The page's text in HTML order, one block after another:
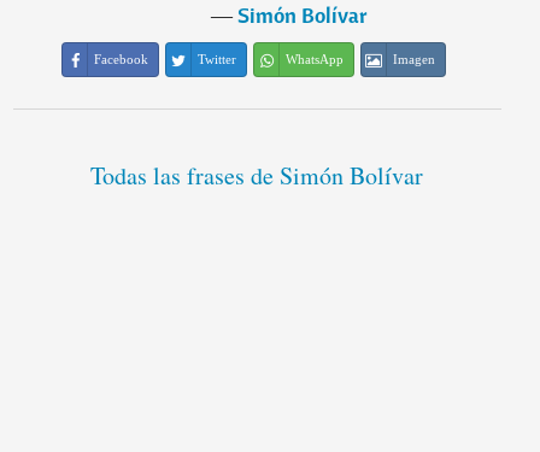
―Simón Bolívar
Facebook Twitter WhatsApp Imagen
Todas las frases de Simón Bolívar